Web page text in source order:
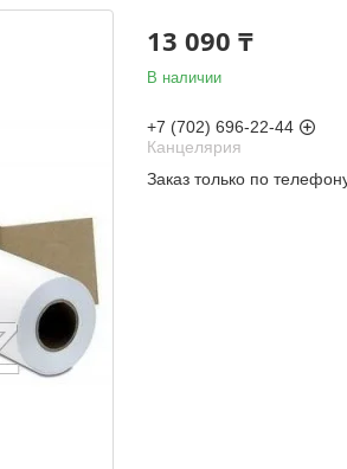
13 090 ₸
В наличии
+7 (702) 696-22-44
Канцелярия
Заказ только по